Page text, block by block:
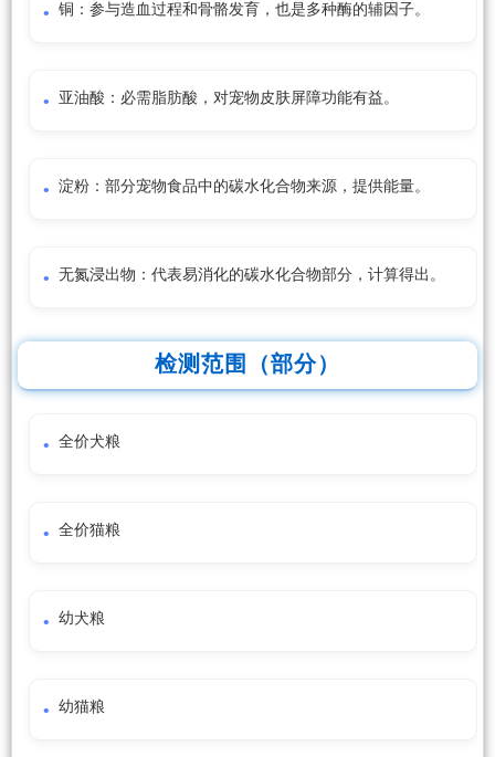
铜：参与造血过程和骨骼发育，也是多种酶的辅因子。
亚油酸：必需脂肪酸，对宠物皮肤屏障功能有益。
淀粉：部分宠物食品中的碳水化合物来源，提供能量。
无氮浸出物：代表易消化的碳水化合物部分，计算得出。
检测范围（部分）
全价犬粮
全价猫粮
幼犬粮
幼猫粮